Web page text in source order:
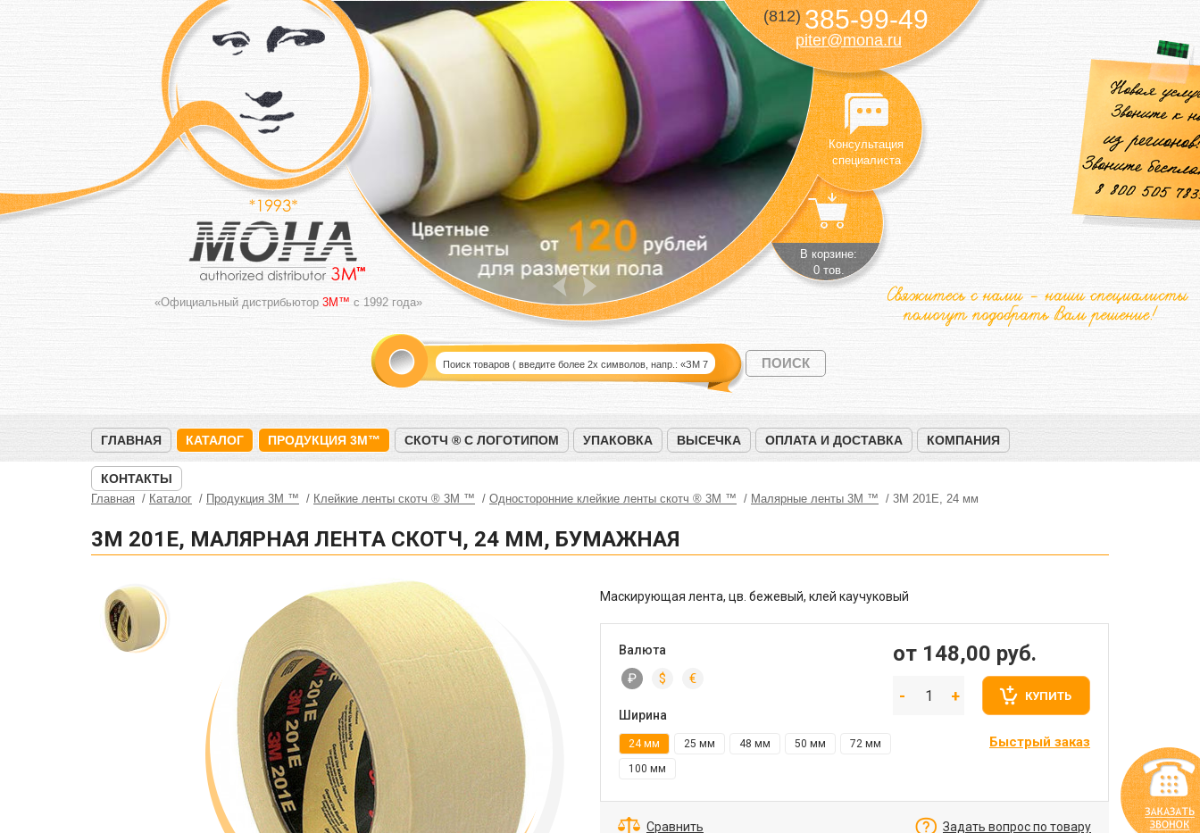
«Официальный дистрибьютор 3M™ с 1992 года»
(812)385-99-49
piter@mona.ru
Консультация
специалиста
В корзине:
0 тов.
ГЛАВНАЯ КАТАЛОГ ПРОДУКЦИЯ 3M™ СКОТЧ ® С ЛОГОТИПОМ УПАКОВКА ВЫСЕЧКА ОПЛАТА И ДОСТАВКА КОМПАНИЯ
КОНТАКТЫ
Главная Каталог Продукция 3M ™ Клейкие ленты скотч ® 3M ™ Односторонние клейкие ленты скотч ® 3M ™ Малярные ленты 3М ™ 3M 201E, 24 мм
3M 201E, МАЛЯРНАЯ ЛЕНТА СКОТЧ, 24 ММ, БУМАЖНАЯ
Маскирующая лента, цв. бежевый, клей каучуковый
Валюта
₽ $ €
Ширина
24 мм 25 мм 48 мм 50 мм
72 мм
100 мм
от 148,00 руб.
КУПИТЬ
Быстрый заказ
Сравнить Задать вопрос по товару